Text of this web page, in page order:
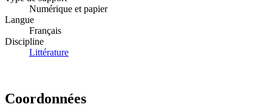
Numérique et papier
Langue
Français
Discipline
Littérature
Coordonnées